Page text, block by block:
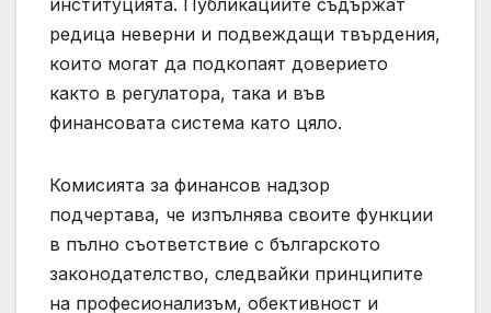
институцията. Публикациите съдържат
редица неверни и подвеждащи твърдения,
които могат да подкопаят доверието
както в регулатора, така и във
финансовата система като цяло.
Комисията за финансов надзор
подчертава, че изпълнява своите функции
в пълно съответствие с българското
законодателство, следвайки принципите
на професионализъм, обективност и